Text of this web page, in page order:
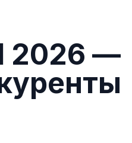
2026 —